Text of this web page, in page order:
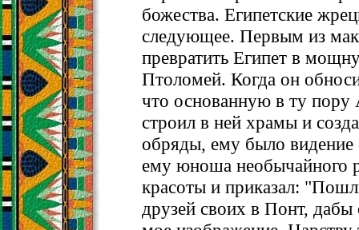
божества. Египетские
следующее. Первым из
превратить Египет в
Птоломей. Когда он
что основанную в ту пору
строил в ней храмы и
обряды, ему было видение
ему юноша необычайного
красоты и приказал:
друзей своих в Понт, дабы